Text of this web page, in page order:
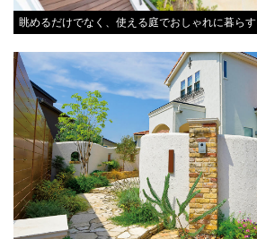
眺めるだけでなく、使える庭でおしゃれに暮らす